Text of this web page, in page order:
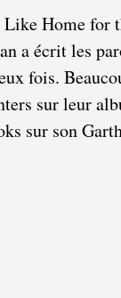
Like Home for
a écrit les
fois.
sur leur
sur son